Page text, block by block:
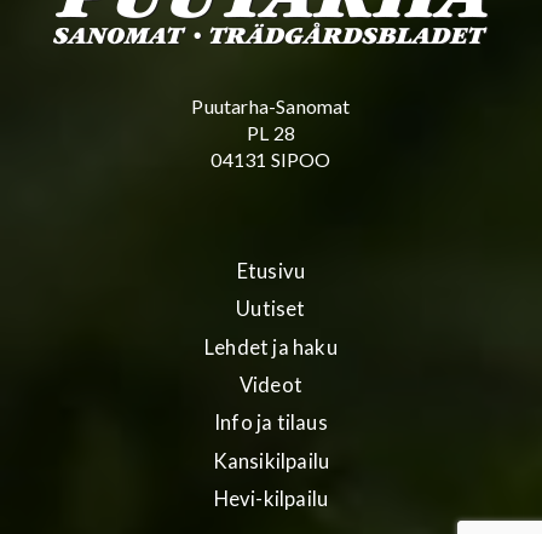
Puutarha-Sanomat
PL 28
04131 SIPOO
Etusivu
Uutiset
Lehdet ja haku
Videot
Info ja tilaus
Kansikilpailu
Hevi-kilpailu